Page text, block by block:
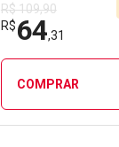
R$ 109,90
R$64,31
COMPRAR